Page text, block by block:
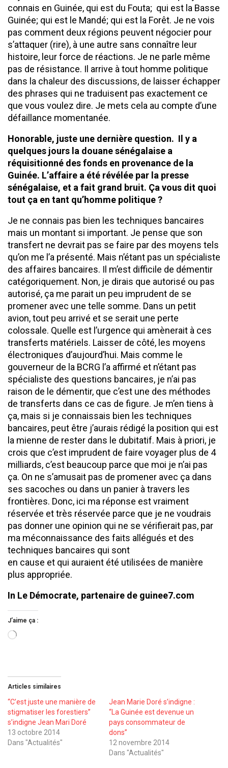
connais en Guinée, qui est du Fouta; qui est la Basse
Guinée; qui est le Mandé; qui est la Forêt. Je ne vois
pas comment deux régions peuvent négocier pour
s’attaquer (rire), à une autre sans connaître leur
histoire, leur force de réactions. Je ne parle même
pas de résistance. Il arrive à tout homme politique
dans la chaleur des discussions, de laisser échapper
des phrases qui ne traduisent pas exactement ce
que vous voulez dire. Je mets cela au compte d’une
défaillance momentanée.
Honorable, juste une dernière question. Il y a
quelques jours la douane sénégalaise a
réquisitionné des fonds en provenance de la
Guinée. L’affaire a été révélée par la presse
sénégalaise, et a fait grand bruit. Ça vous dit quoi
tout ça en tant qu’homme politique ?
Je ne connais pas bien les techniques bancaires
mais un montant si important. Je pense que son
transfert ne devrait pas se faire par des moyens tels
qu’on me l’a présenté. Mais n’étant pas un spécialiste
des affaires bancaires. Il m’est difficile de démentir
catégoriquement. Non, je dirais que autorisé ou pas
autorisé, ça me parait un peu imprudent de se
promener avec une telle somme. Dans un petit
avion, tout peu arrivé et se serait une perte
colossale. Quelle est l’urgence qui amènerait à ces
transferts matériels. Laisser de côté, les moyens
électroniques d’aujourd’hui. Mais comme le
gouverneur de la BCRG l’a affirmé et n’étant pas
spécialiste des questions bancaires, je n’ai pas
raison de le démentir, que c’est une des méthodes
de transferts dans ce cas de figure. Je m’en tiens à
ça, mais si je connaissais bien les techniques
bancaires, peut être j’aurais rédigé la position qui est
la mienne de rester dans le dubitatif. Mais à priori, je
crois que c’est imprudent de faire voyager plus de 4
milliards, c’est beaucoup parce que moi je n’ai pas
ça. On ne s’amusait pas de promener avec ça dans
ses sacoches ou dans un panier à travers les
frontières. Donc, ici ma réponse est vraiment
réservée et très réservée parce que je ne voudrais
pas donner une opinion qui ne se vérifierait pas, par
ma méconnaissance des faits allégués et des
techniques bancaires qui sont
en cause et qui auraient été utilisées de manière
plus appropriée.
In Le Démocrate, partenaire de guinee7.com
J’aime ça :
Chargement…
Articles similaires
‘‘C’est juste une manière de
stigmatiser les forestiers’’
s’indigne Jean Mari Doré
13 octobre 2014
Dans "Actualités"
Jean Marie Doré s’indigne :
‘‘La Guinée est devenue un
pays consommateur de
dons’’
12 novembre 2014
Dans "Actualités"